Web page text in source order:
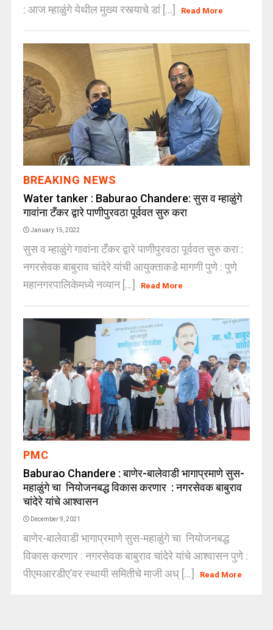
: आज म्हाळुंगे येथील मुख्य रस्त्याचे डां [...]
Read More
BREAKING NEWS
Water tanker : Baburao Chandere: सुस व म्हाळुंगे
गावांना टँकर द्वारे पाणीपुरवठा पूर्ववत सुरु करा
January 15, 2022
सुस व म्हाळुंगे गावांना टँकर द्वारे पाणीपुरवठा पूर्ववत सुरु करा :
नगरसेवक बाबुराव चांदेरे यांची आयुक्ताकडे मागणी पुणे : पुणे
महानगरपालिकेमध्ये नव्यान [...]
Read More
PMC
Baburao Chandere : बाणेर-बालेवाडी भागाप्रमाणे सुस-
महाळुंगे चा नियोजनबद्ध विकास करणार : नगरसेवक बाबुराव
चांदेरे यांचे आश्वासन
December 9, 2021
बाणेर-बालेवाडी भागाप्रमाणे सुस-महाळुंगे चा नियोजनबद्ध
विकास करणार : नगरसेवक बाबुराव चांदेरे यांचे आश्वासन पुणे :
पीएमआरडीए’वर स्थायी समितीचे माजी अध् [...]
Read More